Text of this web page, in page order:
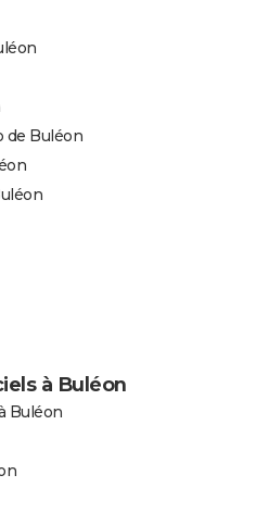
de Buléon
à Buléon
Buléon